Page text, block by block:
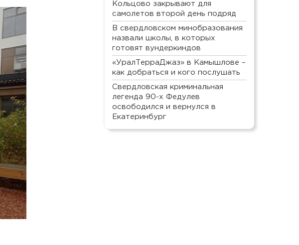
Кольцово закрывают для
самолетов второй день подряд
В свердловском минобразования
назвали школы, в которых
готовят вундеркиндов
«УралТерраДжаз» в Камышлове –
как добраться и кого послушать
Свердловская криминальная
легенда 90-х Федулев
освободился и вернулся в
Екатеринбург